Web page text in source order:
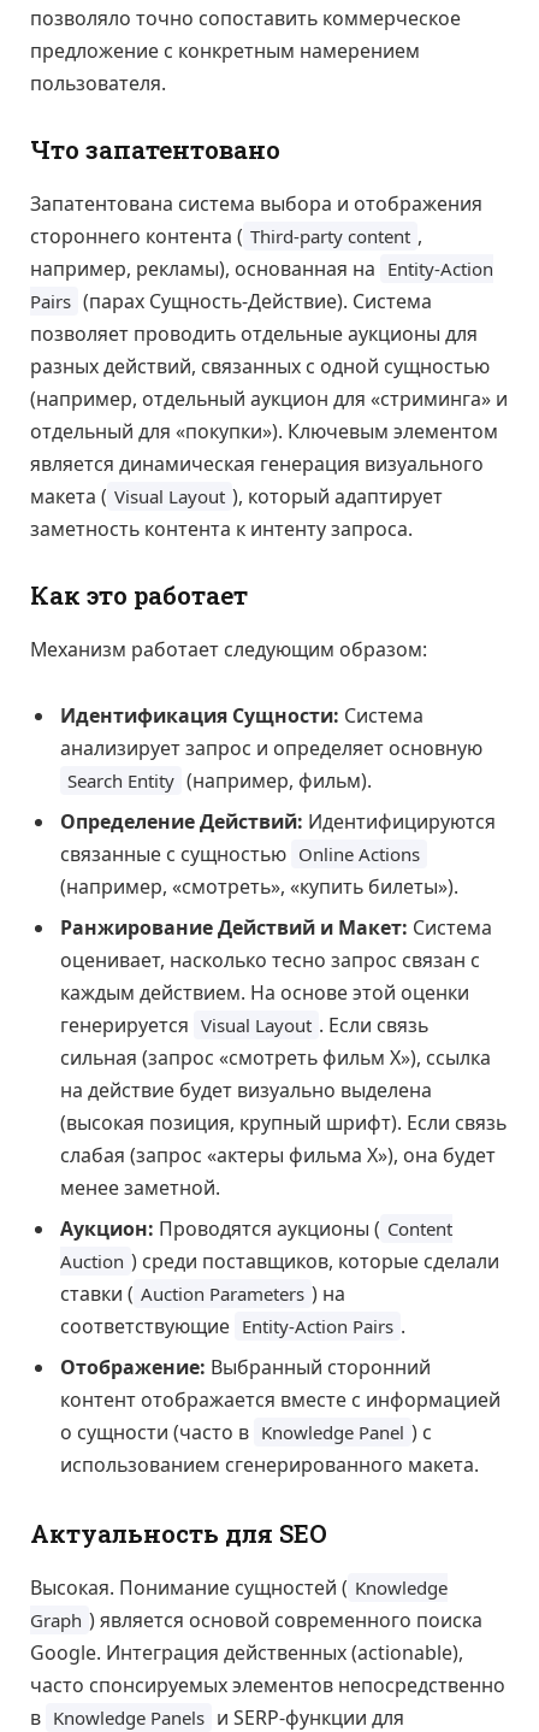
позволяло точно сопоставить коммерческое
предложение с конкретным намерением
пользователя.
Что запатентовано
Запатентована система выбора и отображения
стороннего контента ( Third-party content ,
например, рекламы), основанная на Entity-Action
Pairs (парах Сущность-Действие). Система
позволяет проводить отдельные аукционы для
разных действий, связанных с одной сущностью
(например, отдельный аукцион для «стриминга» и
отдельный для «покупки»). Ключевым элементом
является динамическая генерация визуального
макета ( Visual Layout ), который адаптирует
заметность контента к интенту запроса.
Как это работает
Механизм работает следующим образом:
Идентификация Сущности: Система
анализирует запрос и определяет основную
Search Entity (например, фильм).
Определение Действий: Идентифицируются
связанные с сущностью Online Actions
(например, «смотреть», «купить билеты»).
Ранжирование Действий и Макет: Система
оценивает, насколько тесно запрос связан с
каждым действием. На основе этой оценки
генерируется Visual Layout . Если связь
сильная (запрос «смотреть фильм X»), ссылка
на действие будет визуально выделена
(высокая позиция, крупный шрифт). Если связь
слабая (запрос «актеры фильма X»), она будет
менее заметной.
Аукцион: Проводятся аукционы ( Content
Auction ) среди поставщиков, которые сделали
ставки ( Auction Parameters ) на
соответствующие Entity-Action Pairs .
Отображение: Выбранный сторонний
контент отображается вместе с информацией
о сущности (часто в Knowledge Panel ) с
использованием сгенерированного макета.
Актуальность для SEO
Высокая. Понимание сущностей ( Knowledge
Graph ) является основой современного поиска
Google. Интеграция действенных (actionable),
часто спонсируемых элементов непосредственно
в Knowledge Panels и SERP-функции для